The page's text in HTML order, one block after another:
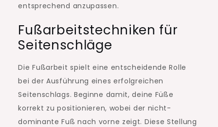
entsprechend anzupassen.
Fußarbeitstechniken für
Seitenschläge
Die Fußarbeit spielt eine entscheidende Rolle
bei der Ausführung eines erfolgreichen
Seitenschlags. Beginne damit, deine Füße
korrekt zu positionieren, wobei der nicht-
dominante Fuß nach vorne zeigt. Diese Stellung